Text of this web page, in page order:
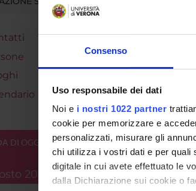
Consenso
Uso responsabile dei dati
Noi e i nostri 1022 partner
cookie per memorizzare e
personalizzati, misurare gli
chi utilizza i vostri dati e per quali
digitale in cui avete effettuato le
dalla Dichiarazione sui cookie o
DI OGGI
2026